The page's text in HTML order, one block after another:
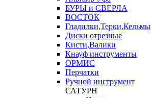
БУРЫ и СВЕРЛА
ВОСТОК
Гладилки,Терки,Кельмы
Диски отрезные
Кисти,Валики
Кнауф инструменты
ОРМИС
Перчатки
Ручной инструмент
САТУРН